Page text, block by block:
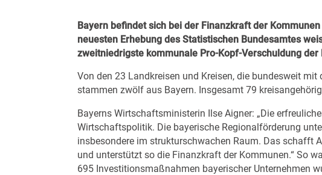
Bayern befindet sich bei der Finanzkraft der
neuesten Erhebung des Statistischen Bundesamtes
zweitniedrigste kommunale Pro-Kopf-Verschuldung der
Von den 23 Landkreisen und Kreisen, die bundesweit
stammen zwölf aus Bayern. Insgesamt 79
Bayerns Wirtschaftsministerin Ilse Aigner: „Die
Wirtschaftspolitik. Die bayerische Regionalförderung
insbesondere im strukturschwachen Raum. Das schafft
und unterstützt so die Finanzkraft der Kommunen.“ So
695 Investitionsmaßnahmen bayerischer Unternehmen